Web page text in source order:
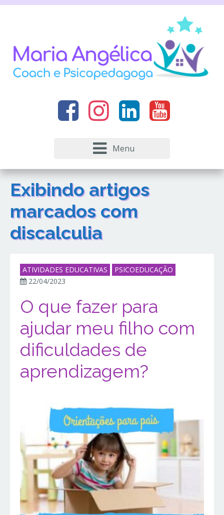
Menu
Exibindo artigos
marcados com
discalculia
ATIVIDADES EDUCATIVAS
PSICOEDUCAÇÃO
22/04/2023
O que fazer para
ajudar meu filho com
dificuldades de
aprendizagem?